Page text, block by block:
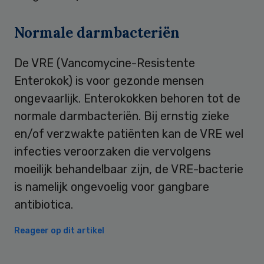
Normale darmbacteriën
De VRE (Vancomycine-Resistente
Enterokok) is voor gezonde mensen
ongevaarlijk. Enterokokken behoren tot de
normale darmbacteriën. Bij ernstig zieke
en/of verzwakte patiënten kan de VRE wel
infecties veroorzaken die vervolgens
moeilijk behandelbaar zijn, de VRE-bacterie
is namelijk ongevoelig voor gangbare
antibiotica.
Reageer op dit artikel